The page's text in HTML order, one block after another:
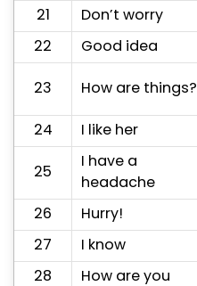
21 Don’t worry
22 Good idea
23 How are things?
24 I like her
25
I have a
headache
26 Hurry!
27 I know
28 How are you